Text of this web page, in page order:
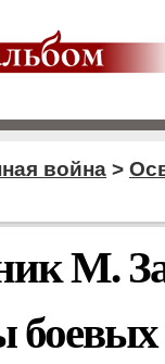
война >
М.